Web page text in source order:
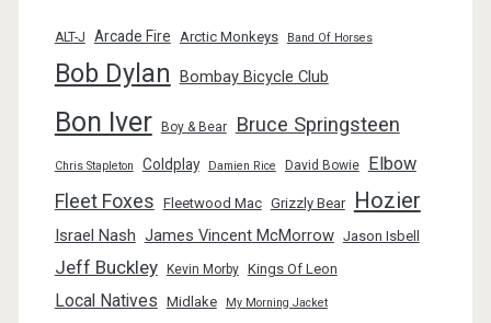
ALT-J Arcade Fire Arctic Monkeys Band Of Horses
Bob Dylan Bombay Bicycle Club
Bon Iver Boy & Bear Bruce Springsteen
Chris Stapleton Coldplay Damien Rice David Bowie Elbow
Fleet Foxes Fleetwood Mac Grizzly Bear Hozier
Israel Nash James Vincent McMorrow Jason Isbell
Jeff Buckley Kevin Morby Kings Of Leon
Local Natives Midlake My Morning Jacket